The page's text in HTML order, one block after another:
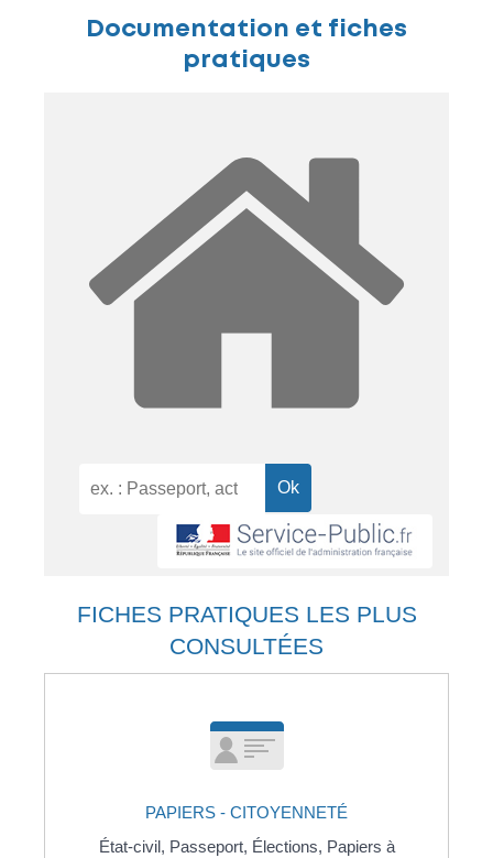
Documentation et fiches
pratiques
FICHES PRATIQUES LES PLUS
CONSULTÉES
PAPIERS - CITOYENNETÉ
État-civil, Passeport, Élections, Papiers à